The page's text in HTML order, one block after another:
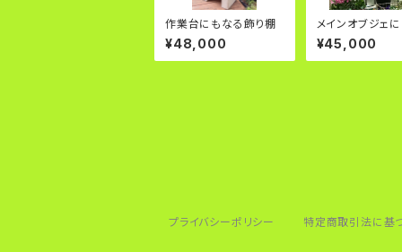
作業台にもなる飾り棚
¥48,000
メインオブジェ
家塀
¥45,000
プライバシーポリシー 特定商取引法に基